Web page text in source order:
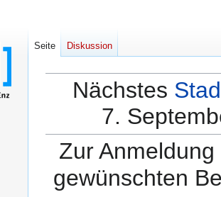
Nächstes
7.
Zur
gewünschten
Seite Diskussion